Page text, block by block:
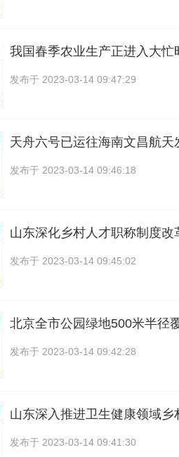
我国春季农业生产正进入大忙
发布于 2023-03-14 09:47:29
天舟六号已运往海南文昌航天
发布于 2023-03-14 09:46:18
山东深化乡村人才职称制度改
发布于 2023-03-14 09:45:02
北京全市公园绿地500米半径
发布于 2023-03-14 09:42:28
山东深入推进卫生健康领域乡
发布于 2023-03-14 09:41:30